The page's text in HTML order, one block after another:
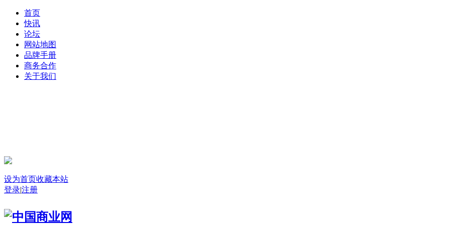
首页
快讯
论坛
网站地图
品牌手册
商务合作
关于我们
设为首页收藏本站
登录|注册